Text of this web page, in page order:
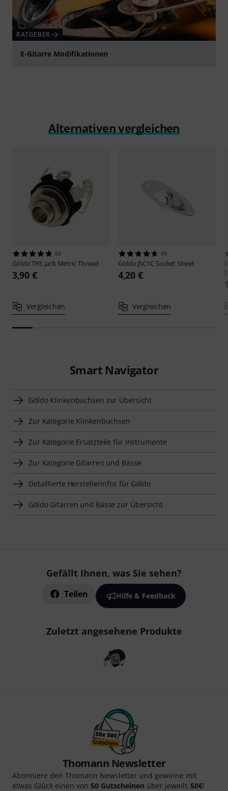
RATGEBER
E-Gitarre Modifikationen
Alternativen vergleichen
65
GöldoTRS Jack Metric Thread
3,90 €
Vergleichen
49
Göldo JSC1C Socket Sheet
4,20 €
Vergleichen
Smart Navigator
Göldo Klinkenbuchsen zur Übersicht
Zur Kategorie Klinkenbuchsen
Zur Kategorie Ersatzteile für Instrumente
Zur Kategorie Gitarren und Bässe
Detaillierte Herstellerinfos für Göldo
Göldo Gitarren und Bässe zur Übersicht
Gefällt Ihnen, was Sie sehen?
Teilen Hilfe & Feedback
Zuletzt angesehene Produkte
Thomann Newsletter
Abonniere den Thomann Newsletter und gewinne mit
etwas Glück einen von 50 Gutscheinen über jeweils 50€!